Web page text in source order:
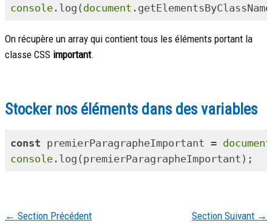
console.log( document
On récupère un array qui contient tous les éléments portant la
classe CSS important.
Stocker nos éléments dans des variables
const premierParagrapheImportant = document
console
← Section Précédent Section Suivant →